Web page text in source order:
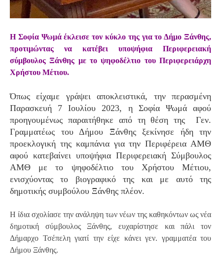
Η Σοφία Ψωμά έκλεισε τον κύκλο της για το Δήμο Ξάνθης,
προτιμώντας να κατέβει υποψήφια Περιφερειακή
σύμβουλος Ξάνθης με το ψηφοδέλτιο του Περιφερειάρχη
Χρήστου Μέτιου.
Όπως είχαμε γράψει αποκλειστικά, την περασμένη
Παρασκευή 7 Ιουλίου 2023, η Σοφία Ψωμά αφού
προηγουμένως παραιτήθηκε από τη θέση της Γεν.
Γραμματέως του Δήμου Ξάνθης ξεκίνησε ήδη την
προεκλογική της καμπάνια για την Περιφέρεια ΑΜΘ
αφού κατεβαίνει υποψήφια Περιφερειακή Σύμβουλος
ΑΜΘ με το ψηφοδέλτιο του Χρήστου Μέτιου,
ενισχύοντας το βιογραφικό της και με αυτό της
δημοτικής συμβούλου Ξάνθης πλέον.
Η ίδια σχολίασε την ανάληψη των νέων της καθηκόντων ως νέα
δημοτική σύμβουλος Ξάνθης, ευχαρίστησε και πάλι τον
Δήμαρχο Τσέπελη γιατί την είχε κάνει γεν. γραμματέα του
Δήμου Ξάνθης.